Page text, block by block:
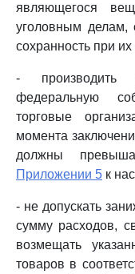
являющегося
уголовным делам,
сохранность при
- производить
федеральную
торговые
момента
должны
Приложении 5 к
- не допускать
сумму расходов,
возмещать
товаров в